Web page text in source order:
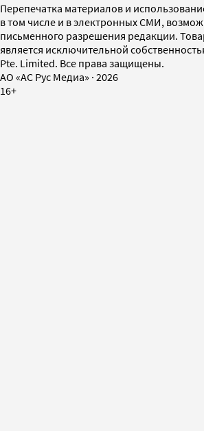
Перепечатка материалов и
в том числе и в электронных СМИ,
письменного разрешения редакции.
является исключительной
Pte. Limited. Все права защищены.
AO «АС Рус Медиа» · 2026
16+